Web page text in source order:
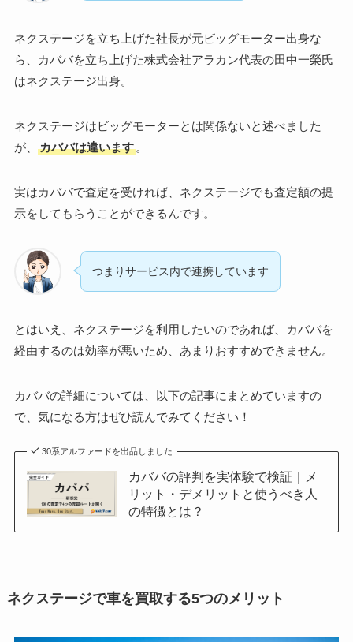
ネクステージを立ち上げた社長が元ビッグモーター出身な
ら、カババを立ち上げた株式会社アラカン代表の田中一榮氏
はネクステージ出身。
ネクステージはビッグモーターとは関係ないと述べました
が、
カババは違います。
実はカババで査定を受ければ、ネクステージでも査定額の提
示をしてもらうことができるんです。
つまりサービス内で連携しています
とはいえ、ネクステージを利用したいのであれば、カババを
経由するのは効率が悪いため、あまりおすすめできません。
カババの詳細については、以下の記事にまとめていますの
で、気になる方はぜひ読んでみてください！
30系アルファードを出品しました
カババの評判を実体験で検証｜メ
リット・デメリットと使うべき人
の特徴とは？
ネクステージで車を買取する5つのメリット